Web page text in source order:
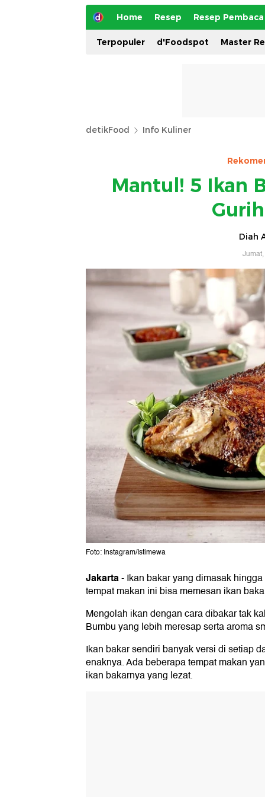
Home Resep Resep Pembaca
Terpopuler d'Foodspot Master
detikFood Info Kuliner
Mantul! 5 Ikan
Diah
Foto: Instagram/Istimewa
Jakarta-Ikan bakar yang dimasak
tempat makan ini bisa memesan ikan
Mengolah ikan dengan cara dibakar tak
Bumbu yang lebih meresap serta aroma
Ikan bakar sendiri banyak versi di setiap
enaknya. Ada beberapa tempat makan
ikan bakarnya yang lezat.